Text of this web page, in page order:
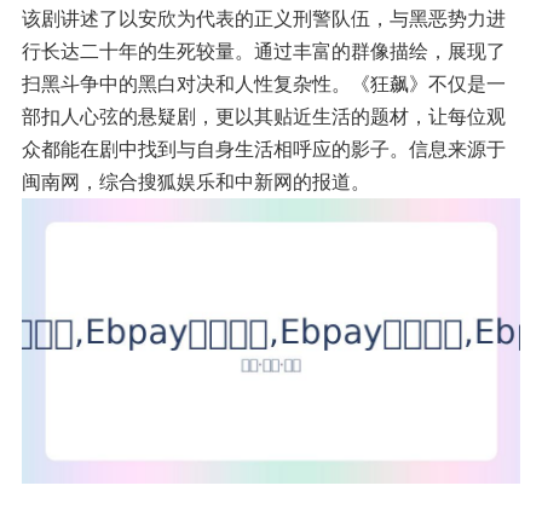
该剧讲述了以安欣为代表的正义刑警队伍，与黑恶势力进
行长达二十年的生死较量。通过丰富的群像描绘，展现了
扫黑斗争中的黑白对决和人性复杂性。《狂飙》不仅是一
部扣人心弦的悬疑剧，更以其贴近生活的题材，让每位观
众都能在剧中找到与自身生活相呼应的影子。信息来源于
闽南网，综合搜狐娱乐和中新网的报道。